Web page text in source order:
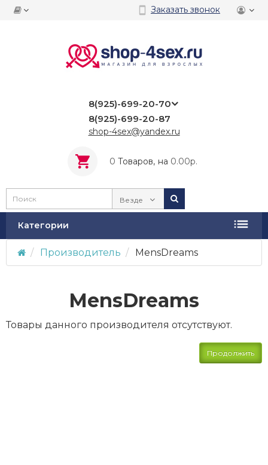
Заказать звонок
8(925)-699-20-70
8(925)-699-20-87
shop-4sex@yandex.ru
0 Tоваров, на 0.00р.
Везде
Категории
Производитель MensDreams
MensDreams
Товары данного производителя отсутствуют.
Продолжить